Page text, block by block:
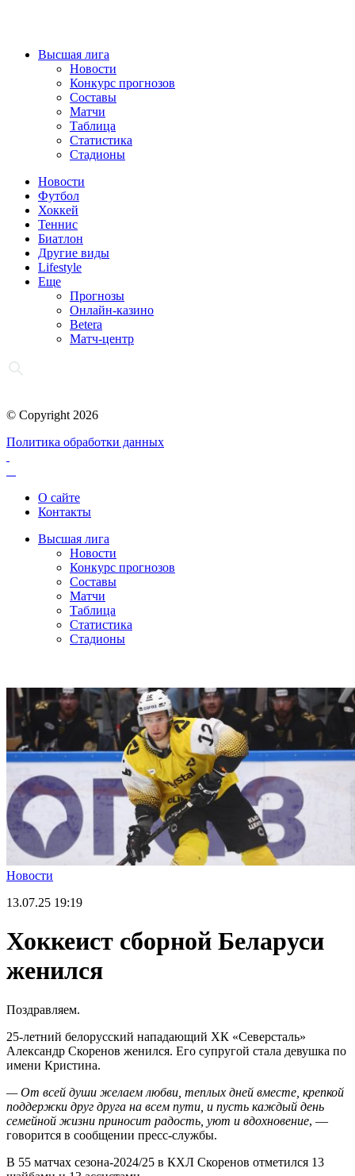
Высшая лига
Новости
Конкурс прогнозов
Составы
Матчи
Таблица
Статистика
Стадионы
Новости
Футбол
Хоккей
Теннис
Биатлон
Другие виды
Lifestyle
Еще
Прогнозы
Онлайн-казино
Betera
Матч-центр
© Copyright 2026
Политика обработки данных
О сайте
Контакты
Высшая лига
Новости
Конкурс прогнозов
Составы
Матчи
Таблица
Статистика
Стадионы
Новости
13.07.25 19:19
Хоккеист сборной Беларуси
женился
Поздравляем.
25-летний белорусский нападающий ХК «Северсталь»
Александр Скоренов женился. Его супругой стала девушка по
имени Кристина.
— От всей души желаем любви, теплых дней вместе, крепкой
поддержки друг друга на всем пути, и пусть каждый день
семейной жизни приносит радость, уют и вдохновение, —
говорится в сообщении пресс-службы.
В 55 матчах сезона-2024/25 в КХЛ Скоренов отметился 13